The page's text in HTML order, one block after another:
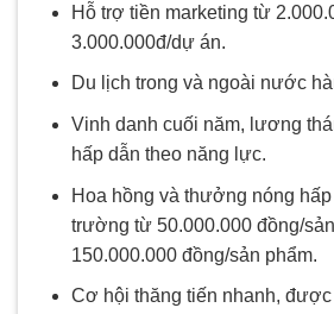
Hỗ trợ tiền marketing từ
3.000.000đ/dự án.
Du lịch trong và ngoài nước
Vinh danh cuối năm, lương
hấp dẫn theo năng lực.
Hoa hồng và thưởng nóng
trường từ 50.000.000 đồng/
150.000.000 đồng/sản phẩm.
Cơ hội thăng tiến nhanh, được